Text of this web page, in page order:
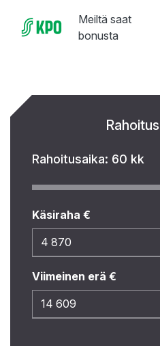
Meiltä saat
bonusta
Rahoitusaika: 60 kk
Käsiraha €
Viimeinen erä €